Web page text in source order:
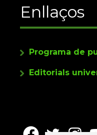
Enllaços
Programa de
Editorials